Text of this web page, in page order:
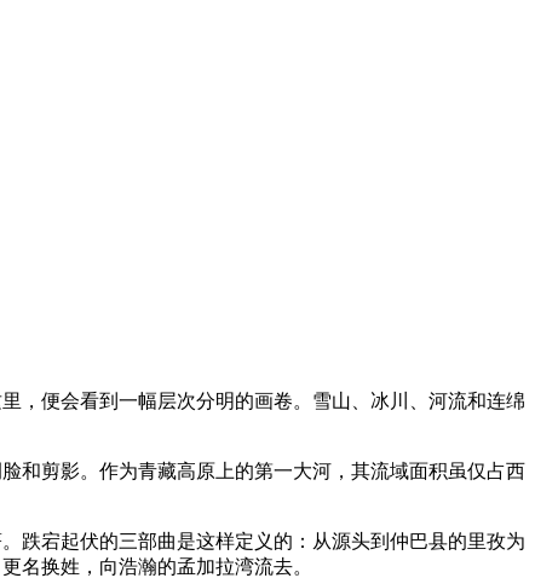
，便会看到一幅层次分明的画卷。雪山、冰川、河流和连绵
和剪影。作为青藏高原上的第一大河，其流域面积虽仅占西
跌宕起伏的三部曲是这样定义的：从源头到仲巴县的里孜为
名换姓，向浩瀚的孟加拉湾流去。